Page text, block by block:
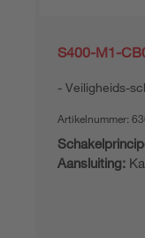
S400-M1-
Veiligheids-
Artikelnummer:
Aansluiting: